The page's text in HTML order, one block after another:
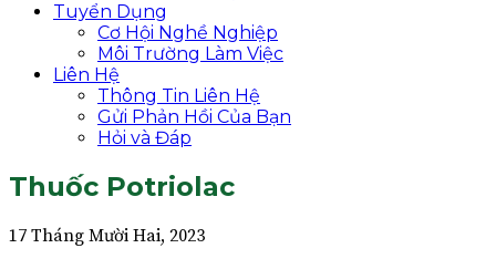
Tuyển Dụng
Cơ Hội Nghề Nghiệp
Môi Trường Làm Việc
Liên Hệ
Thông Tin Liên Hệ
Gửi Phản Hồi Của Bạn
Hỏi và Đáp
Thuốc Potriolac
17 Tháng Mười Hai, 2023